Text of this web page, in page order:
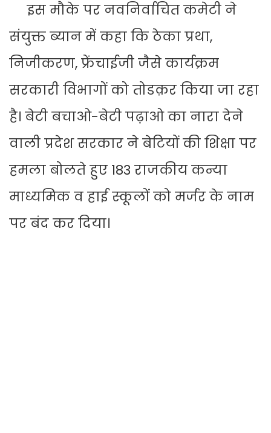
इस मौके पर नवनिर्वाचित कमेटी ने
संयुक्त ब्यान में कहा कि ठेका प्रथा,
निजीकरण, फ्रेंचाईजी जैसे कार्यक्रम
सरकारी विभागों को तोडक़र किया जा रहा
है। बेटी बचाओ-बेटी पढ़ाओ का नारा देने
वाली प्रदेश सरकार ने बेटियों की शिक्षा पर
हमला बोलते हुए 183 राजकीय कन्या
माध्यमिक व हाई स्कूलों को मर्जर के नाम
पर बंद कर दिया।